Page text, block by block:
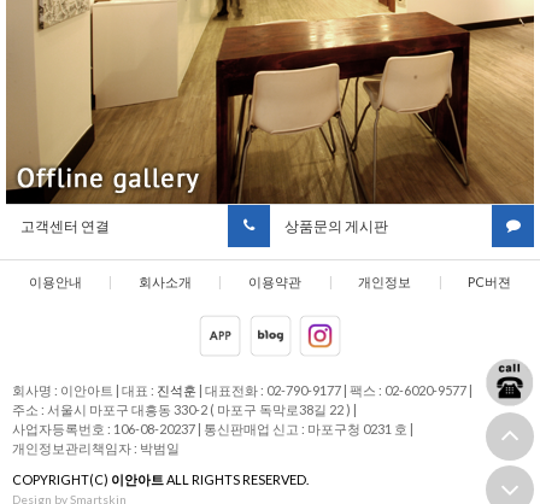
고객센터 연결 상품문의 게시판
이용안내 회사소개 이용약관 개인정보 PC버젼
회사명 : 이안아트 대표 : 진석훈 대표전화 : 02-790-9177 팩스 : 02-6020-9577
주소 : 서울시 마포구 대흥동 330-2 ( 마포구 독막로38길 22 )
사업자등록번호 : 106-08-20237
통신판매업 신고 : 마포구청 0231 호
개인정보관리책임자 : 박범일
COPYRIGHT(C) 이안아트 ALL RIGHTS RESERVED.